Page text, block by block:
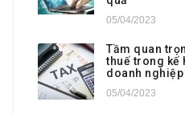
05/04/2023
Tầm quan
thuế trong kế
doanh nghiệp
05/04/2023